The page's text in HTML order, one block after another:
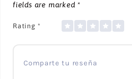
fields are marked *
Rating *